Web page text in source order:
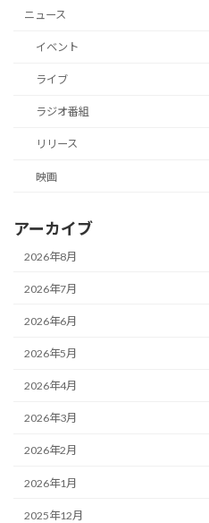
ニュース
イベント
ライブ
ラジオ番組
リリース
映画
アーカイブ
2026年8月
2026年7月
2026年6月
2026年5月
2026年4月
2026年3月
2026年2月
2026年1月
2025年12月